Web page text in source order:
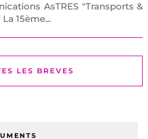
AsTRES "Transports &
15ème...
LES BREVES